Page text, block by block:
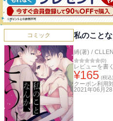
コミック 私のこと
縛(著) /
(0)
レビューを書く
¥165 (税込)
クーポン利用
2021年06月28